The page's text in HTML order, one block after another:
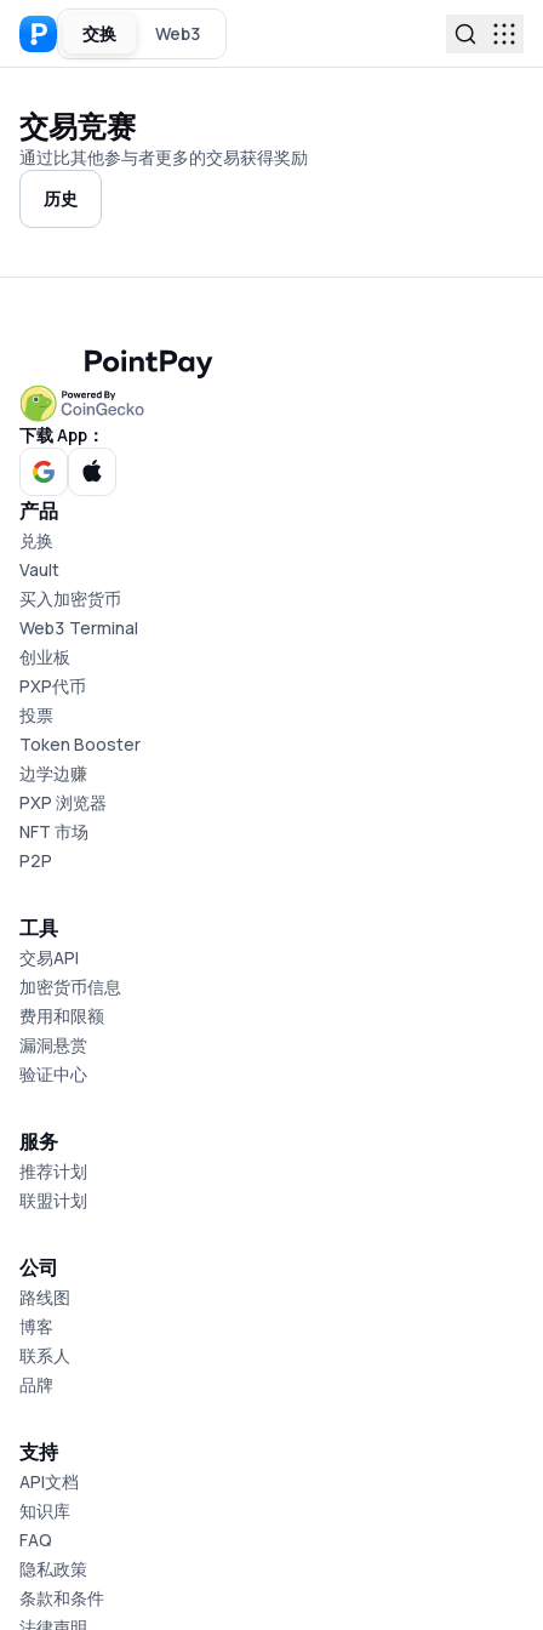
交换 Web3
交易竞赛
通过比其他参与者更多的交易获得奖励
历史
下载 App：
产品
兑换
Vault
买入加密货币
Web3 Terminal
创业板
PXP代币
投票
Token Booster
边学边赚
PXP 浏览器
NFT 市场
P2P
工具
交易API
加密货币信息
费用和限额
漏洞悬赏
验证中心
服务
推荐计划
联盟计划
公司
路线图
博客
联系人
品牌
支持
API文档
知识库
FAQ
隐私政策
条款和条件